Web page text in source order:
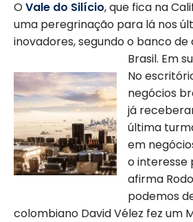
OVale do Silício, que fica na
uma peregrinação para lá nos
inovadores,segundo o banco de
Brasil. Em
No
negócios
já
última
em
o interesse
afirma
podemos
colombiano David Vélez fez um